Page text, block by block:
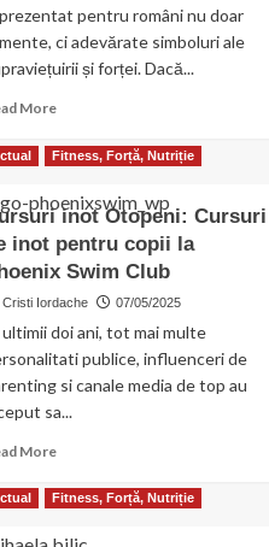
pentru români nu doar
ci adevărate simboluri ale
și forței. Dacă...
MoreRead
about
pâinii
și
al
slăninii:
ce
strămoșii
noștri
erau
mâncăruri
astăzi
Fitness, Forță, Nutriție
inot Otopeni: Cursuri
inot pentru copii la
Swim Club
Cristi Iordache 07/05/2025
doi ani, tot mai multe
publice, influenceri de
si canale media de top au
sa...
MoreRead
about
inot
Fitness, Forță, Nutriție